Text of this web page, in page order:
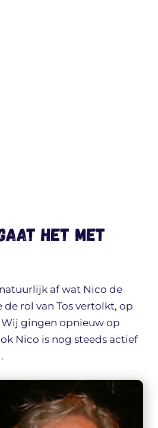
gaat het met
af wat Nico de
de rol van Tos vertolkt, op
gingen opnieuw op
Nico is nog steeds actief